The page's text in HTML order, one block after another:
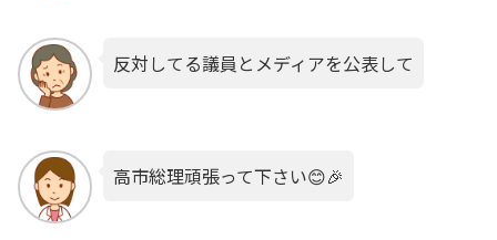
反対してる議員とメディアを公表して
高市総理頑張って下さい😊🎉